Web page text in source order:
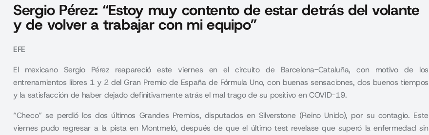
Sergio Pérez: “Estoy muy contento de estar detrás del volante
y de volver a trabajar con mi equipo”
EFE
El mexicano Sergio Pérez reapareció este viernes en el circuito de Barcelona-Cataluña, con motivo de los
entrenamientos libres 1 y 2 del Gran Premio de España de Fórmula Uno, con buenas sensaciones, dos buenos tiempos
y la satisfacción de haber dejado definitivamente atrás el mal trago de su positivo en COVID-19.
“Checo” se perdió los dos últimos Grandes Premios, disputados en Silverstone (Reino Unido), por su contagio. Este
viernes pudo regresar a la pista en Montmeló, después de que el último test revelase que superó la enfermedad sin